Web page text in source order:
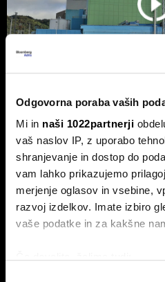
Odgovorna poraba vaših
Mi in naši 1022partnerji
vaš naslov IP, z uporabo
shranjevanje in dostop do
vam lahko prikazujemo
merjenje oglasov in vsebine,
razvoj izdelkov. Imate izbiro
vaše podatke in za kakšne
NEK predvidoma
delovanja, lahko
pravi Gorazd
Slovenska nuklearka
delovanja, v naslednjih treh ali
verjetnosti reaktor morali